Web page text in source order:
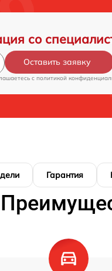
со
Оставить заявку
c политикой
Гарантия